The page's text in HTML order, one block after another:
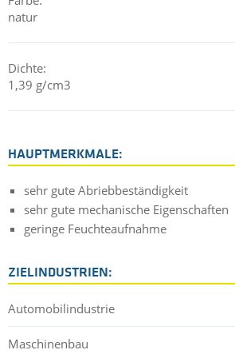
natur
Dichte:
1,39 g/cm3
HAUPTMERKMALE:
sehr gute Abriebbeständigkeit
sehr gute mechanische Eigenschaften
geringe Feuchteaufnahme
ZIELINDUSTRIEN:
Automobilindustrie
Maschinenbau